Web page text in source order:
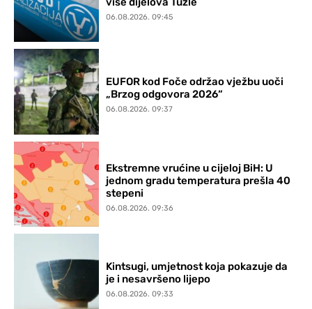
06.08.2026. 09:45
EUFOR kod Foče održao vježbu uoči
„Brzog odgovora 2026“
06.08.2026. 09:37
Ekstremne vrućine u cijeloj BiH: U
jednom gradu temperatura prešla 40
stepeni
06.08.2026. 09:36
Kintsugi, umjetnost koja pokazuje da
je i nesavršeno lijepo
06.08.2026. 09:33